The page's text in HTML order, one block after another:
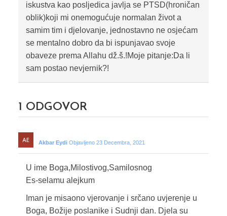
iskustva kao posljedica javlja se PTSD(hroničan
oblik)koji mi onemogućuje normalan život a
samim tim i djelovanje, jednostavno ne osjećam
se mentalno dobro da bi ispunjavao svoje
obaveze prema Allahu dž.š.!Moje pitanje:Da li
sam postao nevjernik?!
1 ODGOVOR
Akbar Eydi Objavljeno 23 Decembra, 2021
U ime Boga,Milostivog,Samilosnog
Es-selamu alejkum
Iman je misaono vjerovanje i srčano uvjerenje u
Boga, Božije poslanike i Sudnji dan. Djela su